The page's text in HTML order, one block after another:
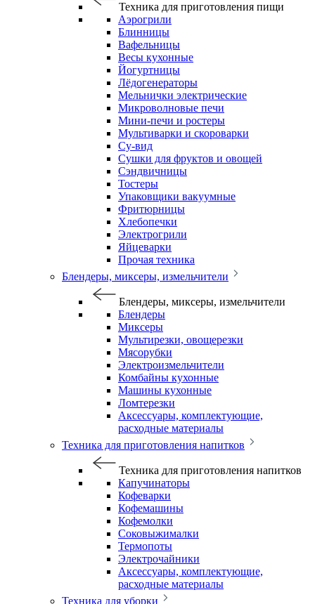
Техника для приготовления пищи
Аэрогрили
Блинницы
Вафельницы
Весы кухонные
Йогуртницы
Лёдогенераторы
Мельнички электрические
Микроволновые печи
Мини-печи и ростеры
Мультиварки и скороварки
Су-вид
Сушки для фруктов и овощей
Сэндвичницы
Тостеры
Упаковщики вакуумные
Фритюрницы
Хлебопечки
Электрогрили
Яйцеварки
Прочая техника
Блендеры, миксеры, измельчители
Блендеры, миксеры, измельчители
Блендеры
Миксеры
Мультирезки, овощерезки
Мясорубки
Электроизмельчители
Комбайны кухонные
Машины кухонные
Ломтерезки
Аксессуары, комплектующие,
расходные материалы
Техника для приготовления напитков
Техника для приготовления напитков
Капучинаторы
Кофеварки
Кофемашины
Кофемолки
Соковыжималки
Термопоты
Электрочайники
Аксессуары, комплектующие,
расходные материалы
Техника для уборки